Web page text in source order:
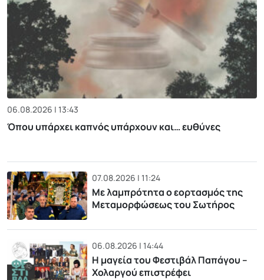
06.08.2026 | 13:43
Όπου υπάρχει καπνός υπάρχουν και… ευθύνες
07.08.2026 | 11:24
Με λαμπρότητα ο εορτασμός της
Μεταμορφώσεως του Σωτήρος
06.08.2026 | 14:44
Η μαγεία του Φεστιβάλ Παπάγου –
Χολαργού επιστρέφει